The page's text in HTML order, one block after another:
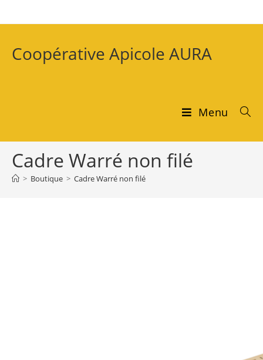
Coopérative Apicole AURA
Menu
Cadre Warré non filé
> Boutique > Cadre Warré non filé